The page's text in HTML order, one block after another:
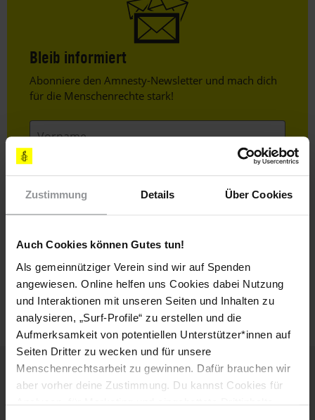
Zustimmung Details Über Cookies
Auch Cookies können Gutes tun!
Als gemeinnütziger Verein sind wir auf Spenden
angewiesen. Online helfen uns Cookies dabei Nutzung
und Interaktionen mit unseren Seiten und Inhalten zu
analysieren, „Surf-Profile“ zu erstellen und die
Aufmerksamkeit von potentiellen Unterstützer*innen auf
Seiten Dritter zu wecken und für unsere
Menschenrechtsarbeit zu gewinnen. Dafür brauchen wir
aber vorher deine Zustimmung. Du kannst Cookies für
Bleib informiert
Header
Text
Abonniere den Amnesty-Newsletter und mach dich
für die Menschenrechte stark!
E-
Ich habe die Datenschutzrichtlinieund die
Nutzungsbedingungengelesen und stimme
ihnen zu.